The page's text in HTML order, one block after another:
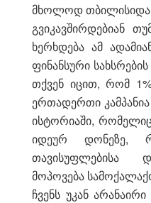
მხოლოდ
გვიკავშირდებიან
ხერხდება ამ
ფინანსური
თქვენ იცით, რომ 1%
ერთადერთი
ისტორიაში,
იდეურ დონეზე,
თავისუფლებისა
მოპოვება
ჩვენს უკან